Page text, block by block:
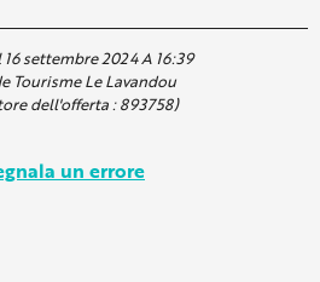
settembre 2024 A 16:39
Tourisme Le Lavandou
dell'offerta :893758)
un errore